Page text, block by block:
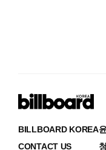
BILLBOARD KOREA
CONTACT US